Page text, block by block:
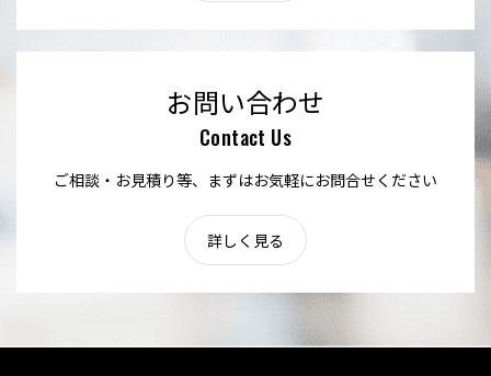
お問い合わせ
Contact Us
ご相談・お見積り等、まずはお気軽にお問合せください
詳しく見る